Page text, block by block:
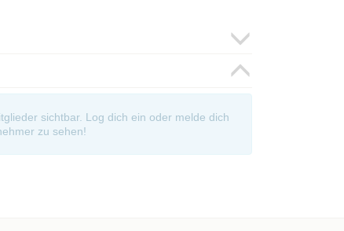
sichtbar. Log dich ein oder melde dich
zu sehen!